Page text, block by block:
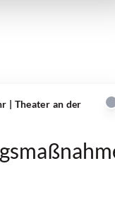
| Theater an der